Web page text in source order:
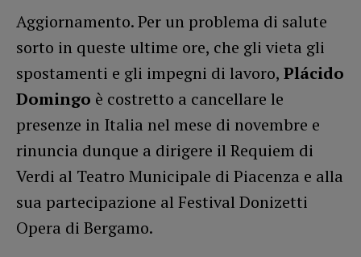
Aggiornamento. Per un problema di salute
sorto in queste ultime ore, che gli vieta gli
spostamenti e gli impegni di lavoro, Plácido
Domingo è costretto a cancellare le
presenze in Italia nel mese di novembre e
rinuncia dunque a dirigere il Requiem di
Verdi al Teatro Municipale di Piacenza e alla
sua partecipazione al Festival Donizetti
Opera di Bergamo.